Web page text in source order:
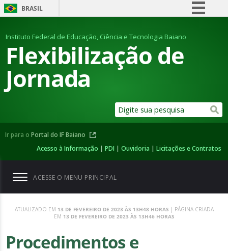
BRASIL
Comunica BR
Participe
Instituto Federal de Educação, Ciência e Tecnologia Baiano
Flexibilização de
Jornada
Ir para o Portal do IF Baiano
Acesso à Informação |PDI |Ouvidoria |Licitações e Contratos
ACESSE O MENU PRINCIPAL
ATUALIZADO EM 13 DE FEVEREIRO DE 2023 ÀS 13H48 HORAS | PÁGINA CRIADA
EM 13 DE FEVEREIRO DE 2023 ÀS 13H46 HORAS
Procedimentos e